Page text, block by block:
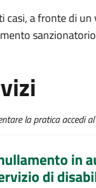
casi, a fronte di
la pratica accedi
in
di